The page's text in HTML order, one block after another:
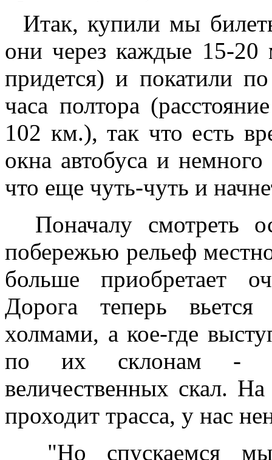
Итак, купили мы
они через каждые 15-20
придется) и покатили
часа полтора
102 км.), так что есть
окна автобуса и
что еще чуть-чуть и
Поначалу смотреть
побережью рельеф
больше приобретает
Дорога теперь
холмами, а кое-где
по их склонам -
величественных скал.
проходит трасса, у нас
"Но спускаемся